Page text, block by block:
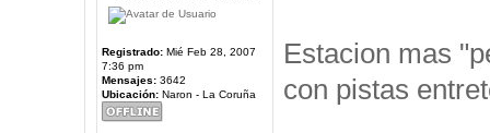
Registrado:Mié Feb 28, 2007
7:36 pm
Mensajes:3642
Ubicación:Naron - La Coruña
Estacion mas
con pistas